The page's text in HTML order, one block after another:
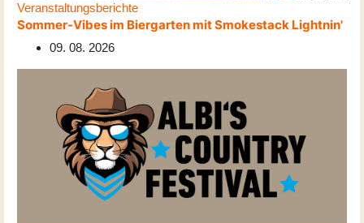
Veranstaltungsberichte
Sommer-Vibes im Biergarten mit Smokestack Lightnin'
09. 08. 2026